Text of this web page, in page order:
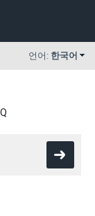
언어: 한국어